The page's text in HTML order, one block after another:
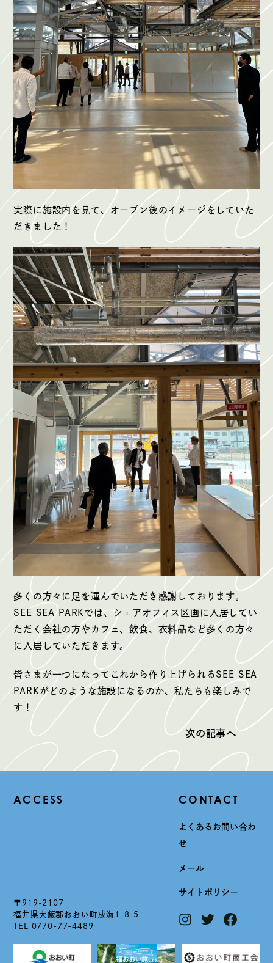
実際に施設内を見て、オープン後のイメージをしていた
だきました！
多くの方々に足を運んでいただき感謝しております。
SEE SEA PARKでは、シェアオフィス区画に入居してい
ただく会社の方やカフェ、飲食、衣料品など多くの方々
に入居していただきます。
皆さまが一つになってこれから作り上げられるSEE SEA
PARKがどのような施設になるのか、私たちも楽しみで
す！
次の記事へ
ACCESS
〒919-2107
福井県大飯郡おおい町成海1-8-5
TEL 0770-77-4489
CONTACT
よくあるお問い合わ
せ
メール
サイトポリシー